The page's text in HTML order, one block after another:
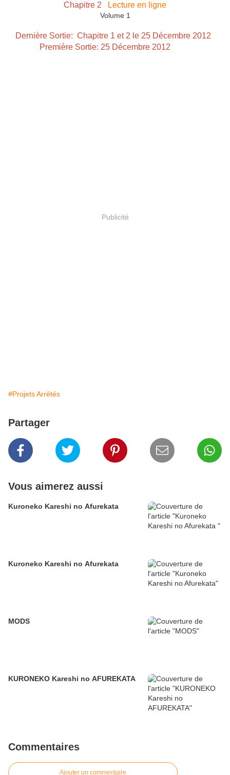
Chapitre 2
Lecture en ligne
Volume 1
Dernière Sortie: Chapitre 1 et 2 le 25 Décembre 2012
Première Sortie: 25 Décembre 2012
Publicité
#Projets Arrêtés
Partager
Vous aimerez aussi
Kuroneko Kareshi no Afurekata
Kuroneko Kareshi no Afurekata
MODS
KURONEKO Kareshi no AFUREKATA
Commentaires
Ajouter un commentaire